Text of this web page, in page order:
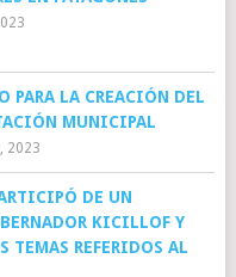
PARA LA CREACIÓN DEL
MUNICIPAL
2023
DE UN
KICILLOF Y
TEMAS REFERIDOS AL